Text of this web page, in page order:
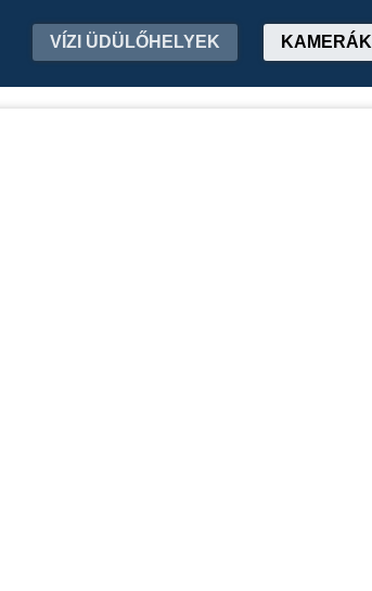
VÍZI ÜDÜLŐHELYEK KAMERÁK